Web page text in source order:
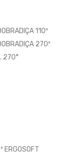
110º
270º
270°
ERGOSOFT